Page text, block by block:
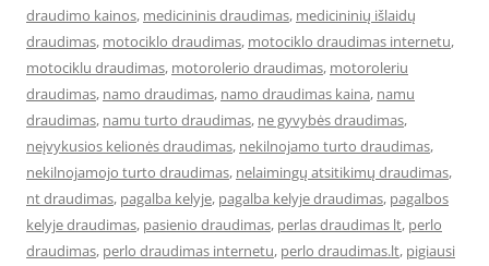
draudimo kainos, medicininis draudimas, medicininių išlaidų
draudimas, motociklo draudimas, motociklo draudimas internetu,
motociklu draudimas, motorolerio draudimas, motoroleriu
draudimas, namo draudimas, namo draudimas kaina, namu
draudimas, namu turto draudimas, ne gyvybės draudimas,
neįvykusios kelionės draudimas, nekilnojamo turto draudimas,
nekilnojamojo turto draudimas, nelaimingų atsitikimų draudimas,
nt draudimas, pagalba kelyje, pagalba kelyje draudimas, pagalbos
kelyje draudimas, pasienio draudimas, perlas draudimas lt, perlo
draudimas, perlo draudimas internetu, perlo draudimas.lt, pigiausi